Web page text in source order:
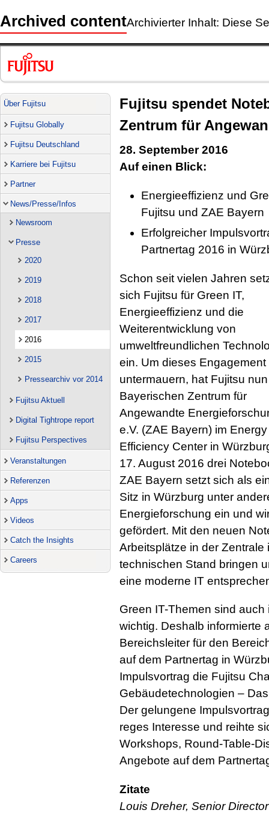
Archived contentArchivierter Inhalt: Diese
Über Fujitsu
Fujitsu Globally
Fujitsu Deutschland
Karriere bei Fujitsu
Partner
News/Presse/Infos
Newsroom
Presse
2020
2019
2018
2017
2016
2015
Pressearchiv vor 2014
Fujitsu Aktuell
Digital Tightrope report
Fujitsu Perspectives
Veranstaltungen
Referenzen
Apps
Videos
Catch the Insights
Careers
Fujitsu spendet
Zentrum für
28. September 2016
Auf einen Blick:
Energieeffizienz und
Fujitsu und ZAE Bayern
Erfolgreicher
Partnertag 2016 in
Schon seit vielen Jahren
sich Fujitsu für Green IT,
Energieeffizienz und die
Weiterentwicklung von
umweltfreundlichen
ein. Um dieses Engagement
untermauern, hat Fujitsu
Bayerischen Zentrum für
Angewandte
e.V. (ZAE Bayern) im Energy
Efficiency Center in
17. August 2016 drei
ZAE Bayern setzt sich als
Sitz in Würzburg unter
Energieforschung ein und
gefördert. Mit den neuen
Arbeitsplätze in der
technischen Stand bringen
eine moderne IT
Green IT-Themen sind
wichtig. Deshalb informierte
Bereichsleiter für den
auf dem Partnertag in
Impulsvortrag die Fujitsu
Gebäudetechnologien –
Der gelungene
reges Interesse und reihte
Workshops, Round-Table-
Angebote auf dem
Zitate
Louis Dreher, Senior